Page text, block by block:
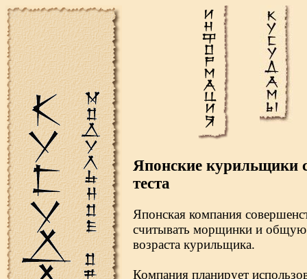
Японские курильщики
теста
Японская компания
считывать морщинки и общую
возраста курильщика.
Компания планирует